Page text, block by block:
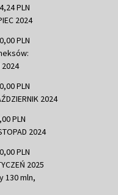
PLN
2024
PLN
2024
PLN
2024
PLN
2024
PLN
2025
130 mln,